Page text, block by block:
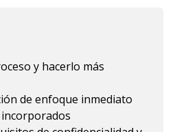
y hacerlo más
de enfoque inmediato